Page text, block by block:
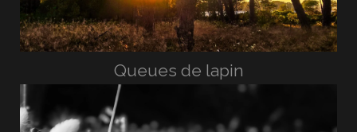
Queues de lapin